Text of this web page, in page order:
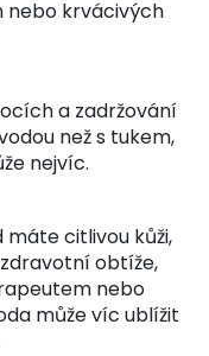
nebo krvácivých
a zadržování
než s tukem,
nejvíc.
citlivou kůži,
obtíže,
nebo
může víc ublížit